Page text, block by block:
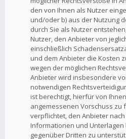
den von Ihnen als Nutzer
und/oder b) aus der Nutzung
durch Sie als Nutzer
Nutzer, den Anbieter von
einschließlich
und dem Anbieter die Kosten
wegen der möglichen
Anbieter wird insbesondere
notwendigen
ist berechtigt, hierfür von
angemessenen Vorschuss zu
verpflichtet, den Anbieter
Informationen und
gegenüber Dritten zu